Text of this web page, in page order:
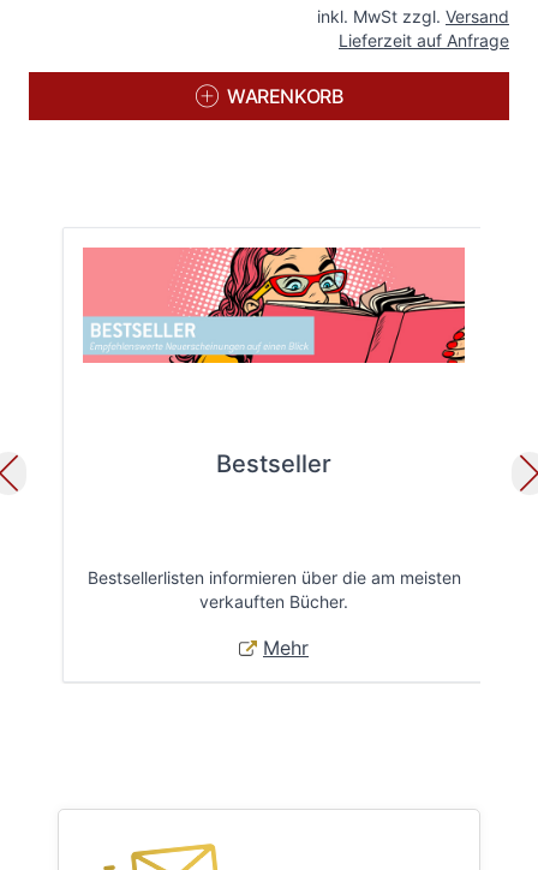
inkl. MwSt zzgl. Versand
Lieferzeit auf Anfrage
WARENKORB
Bestseller
Bestsellerlisten informieren über die am meisten
verkauften Bücher.
Mehr